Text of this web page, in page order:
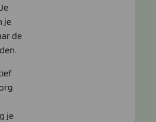
je
de
je